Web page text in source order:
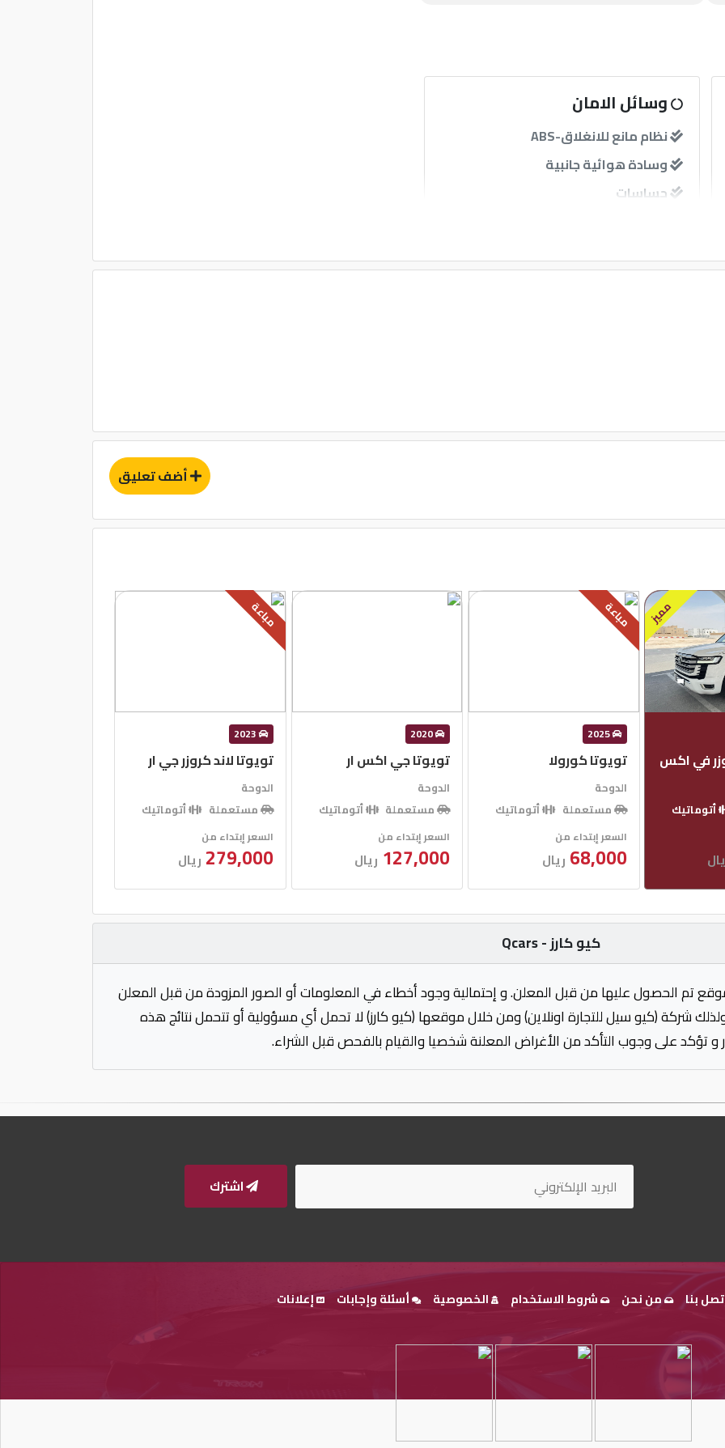
وسائل الامان
نظام مانع للانغلاق-ABS
وسادة هوائية جانبية
حساسات
أضف تعليق
مميز
في اكس
أتوماتيك
مباعة
2025
تويوتا كورولا
الدوحة
مستعملة
أتوماتيك
السعر إبتداء من
68,000 ريال
2020
تويوتا جي اكس ار
الدوحة
مستعملة
أتوماتيك
السعر إبتداء من
127,000 ريال
مباعة
2023
تويوتا لاند كروزر جي ار
الدوحة
مستعملة
أتوماتيك
السعر إبتداء من
279,000 ريال
كيو كارز - Qcars
تم الحصول عليها من قبل المعلن. و إحتمالية وجود أخطاء في المعلومات أو الصور المزودة من قبل المعلن
شركة (كيو سيل للتجارة اونلاين) ومن خلال موقعها (كيو كارز) لا تحمل أي مسؤولية أو تتحمل نتائج هذه
و تؤكد على وجوب التأكد من الأغراض المعلنة شخصيا والقيام بالفحص قبل الشراء.
اشترك
بنا من نحن شروط الاستخدام الخصوصية أسئلة وإجابات إعلانات